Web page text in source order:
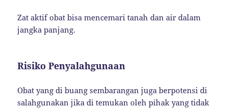
Zat aktif obat bisa mencemari tanah dan air dalam
jangka panjang.
Risiko Penyalahgunaan
Obat yang di buang sembarangan juga berpotensi di
salahgunakan jika di temukan oleh pihak yang tidak